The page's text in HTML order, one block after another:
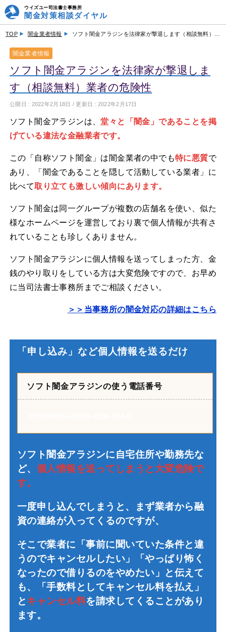
ウイズユー司法書士事務所
闇金対策相談ダイヤル
TOP 闇金業者情報 ソフト闇金アラジンを法律家が撃退します（相談無料）業者の危険性
闇金業者情報
ソフト闇金アラジンを法律家が撃退しま
す（相談無料）業者の危険性
公開日 : 2022年2月18日 / 更新日 : 2022年2月17日
ソフト闇金アラジンは、堂々と「闇金」であることを掲
げている違法な金融業者です。
この「自称ソフト闇金」は闇金業者の中でも特に悪質で
あり、「闇金であることを隠して活動している業者」に
比べて取り立ても激しい傾向にあります。
ソフト闇金は同一グループが複数の店舗名を使い、似た
様なホームページを運営しており裏で個人情報が共有さ
れていることも珍しくありません。
ソフト闇金アラジンに個人情報を送ってしまった方、金
銭のやり取りをしている方は大変危険ですので、お早め
に当司法書士事務所までご相談ください。
＞＞当事務所の闇金対応の詳細はこちら
「申し込み」など個人情報を送るだけ
ソフト闇金アラジンの使う電話番号
ソフト闇金アラジンに自宅住所や勤務先な
ど、 個人情報を送ってしまうと大変危険で
す。
一度申し込んでしまうと、まず業者から融
資の連絡が入ってくるのですが、
そこで業者に「事前に聞いていた条件と違
うのでキャンセルしたい」「やっぱり怖く
なったので借りるのをやめたい」と伝えて
も、「手数料としてキャンセル料を払え」
とキャンセル料を請求してくることがあり
ます。